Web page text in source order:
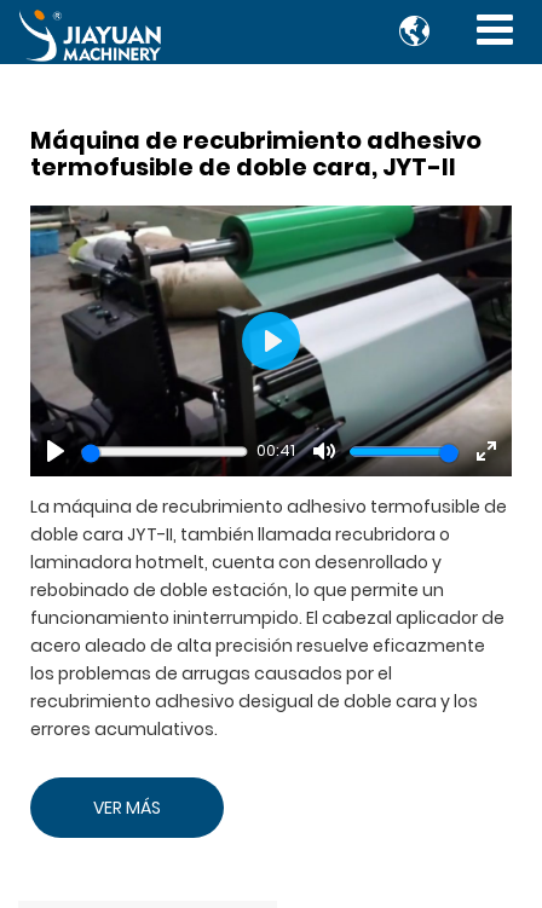

Máquina de recubrimiento adhesivo
termofusible de doble cara, JYT-II
Play
00:41
Mute
Enter
Play
La máquina de recubrimiento adhesivo termofusible de
doble cara JYT-II, también llamada recubridora o
laminadora hotmelt, cuenta con desenrollado y
rebobinado de doble estación, lo que permite un
funcionamiento ininterrumpido. El cabezal aplicador de
acero aleado de alta precisión resuelve eficazmente
los problemas de arrugas causados por el
recubrimiento adhesivo desigual de doble cara y los
errores acumulativos.
VER MÁS